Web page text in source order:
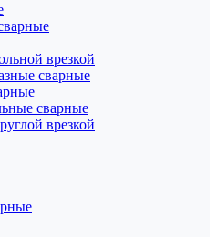
врезкой
сварные
сварные
врезкой